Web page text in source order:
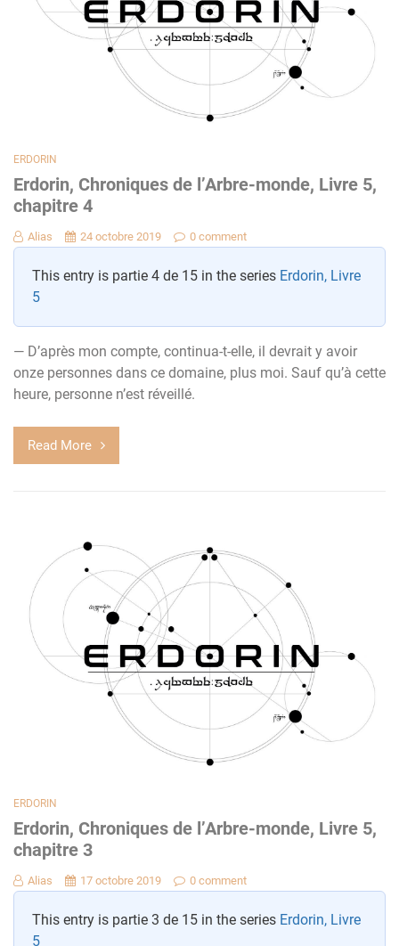
ERDORIN
Erdorin, Chroniques de l’Arbre-monde, Livre 5,
chapitre 4
Alias 24 octobre 2019 0 comment
This entry is partie 4 de 15 in the series Erdorin, Livre
5
— D’après mon compte, continua-t-elle, il devrait y avoir
onze personnes dans ce domaine, plus moi. Sauf qu’à cette
heure, personne n’est réveillé.
Read More
ERDORIN
Erdorin, Chroniques de l’Arbre-monde, Livre 5,
chapitre 3
Alias 17 octobre 2019 0 comment
This entry is partie 3 de 15 in the series Erdorin, Livre
5